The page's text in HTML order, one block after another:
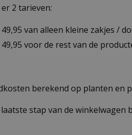
2 tarieven:
van alleen kleine zakjes /
voor de rest van de
berekend op planten en
stap van de winkelwagen